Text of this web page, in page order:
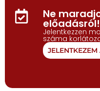
Ne
előadásról!
Jelentkezzen
száma